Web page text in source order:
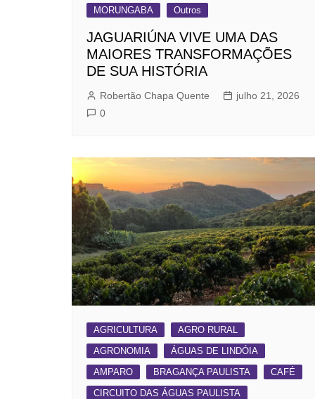
MORUNGABA
Outros
JAGUARIÚNA VIVE UMA DAS
MAIORES TRANSFORMAÇÕES
DE SUA HISTÓRIA
Robertão Chapa Quente
julho 21, 2026
0
AGRICULTURA
AGRO RURAL
AGRONOMIA
ÁGUAS DE LINDÓIA
AMPARO
BRAGANÇA PAULISTA
CAFÉ
CIRCUITO DAS ÁGUAS PAULISTA